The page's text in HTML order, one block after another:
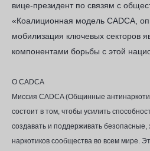
вице-президент по связям с
«Коалиционная модель CADCA,
мобилизация ключевых секторов
компонентами борьбы с этой
О CADCA
Миссия CADCA (Общинные
состоит в том, чтобы усилить
создавать и поддерживать
наркотиков сообщества во всем мире.